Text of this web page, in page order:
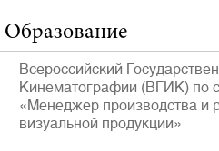
Образование
Всероссийский
Кинематографии (ВГИК) по
«Менеджер производства и
визуальной продукции»